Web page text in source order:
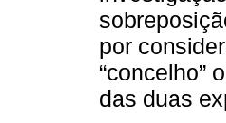
por
“concelho”
das duas